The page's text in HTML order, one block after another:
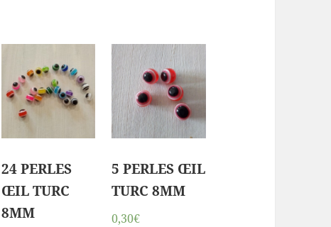
24 PERLES
ŒIL TURC
8MM
5 PERLES ŒIL
TURC 8MM
0,30€